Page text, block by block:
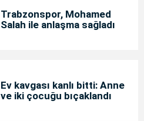
Trabzonspor, Mohamed
Salah ile anlaşma sağladı
Ev kavgası kanlı bitti: Anne
ve iki çocuğu bıçaklandı